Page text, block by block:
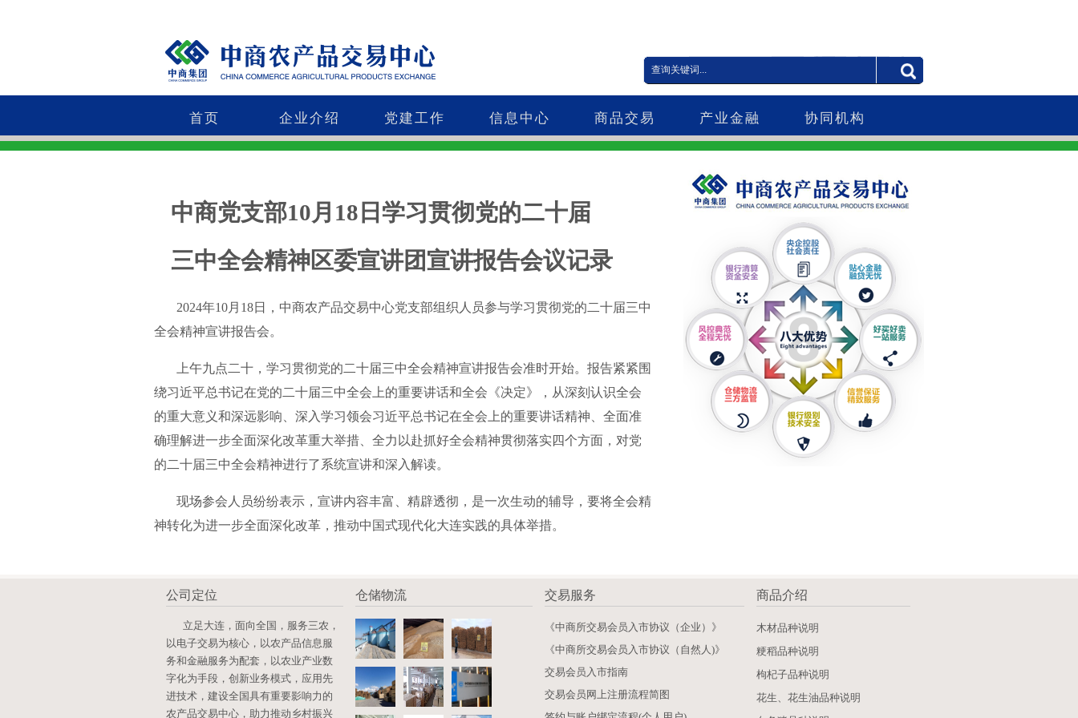
首页 企业介绍 党建工作 信息中心 商品交易 产业金融 协同机构
中商党支部10月18日学习贯彻党的二十届
三中全会精神区委宣讲团宣讲报告会议记录
2024年10月18日，中商农产品交易中心党支部组织人员参与学习贯彻党的二十届三中
全会精神宣讲报告会。
上午九点二十，学习贯彻党的二十届三中全会精神宣讲报告会准时开始。报告紧紧围
绕习近平总书记在党的二十届三中全会上的重要讲话和全会《决定》，从深刻认识全会
的重大意义和深远影响、深入学习领会习近平总书记在全会上的重要讲话精神、全面准
确理解进一步全面深化改革重大举措、全力以赴抓好全会精神贯彻落实四个方面，对党
的二十届三中全会精神进行了系统宣讲和深入解读。
现场参会人员纷纷表示，宣讲内容丰富、精辟透彻，是一次生动的辅导，要将全会精
神转化为进一步全面深化改革，推动中国式现代化大连实践的具体举措。
公司定位
立足大连，面向全国，服务三农，
以电子交易为核心，以农产品信息服
务和金融服务为配套，以农业产业数
字化为手段，创新业务模式，应用先
进技术，建设全国具有重要影响力的
农产品交易中心，助力推动乡村振兴
仓储物流 交易服务
《中商所交易会员入市协议（企业）》
《中商所交易会员入市协议（自然人)》
交易会员入市指南
交易会员网上注册流程简图
商品介绍
木材品种说明
粳稻品种说明
枸杞子品种说明
花生、花生油品种说明